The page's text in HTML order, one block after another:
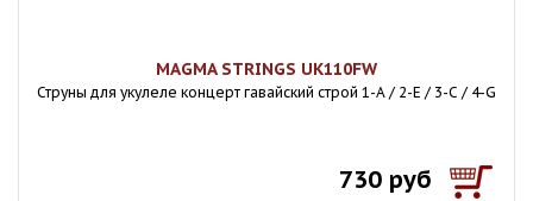
MAGMA STRINGS UK110FW
Струны для укулеле концерт гавайский строй 1-A / 2-E / 3-C / 4-G
730 руб